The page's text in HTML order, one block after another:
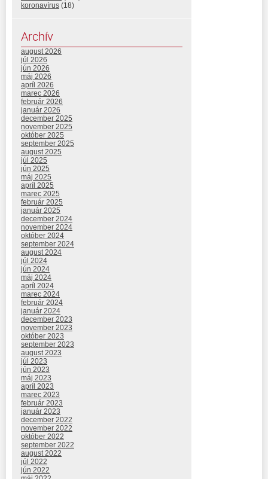
koronavírus (18)
Archív
august 2026
júl 2026
jún 2026
máj 2026
apríl 2026
marec 2026
február 2026
január 2026
december 2025
november 2025
október 2025
september 2025
august 2025
júl 2025
jún 2025
máj 2025
apríl 2025
marec 2025
február 2025
január 2025
december 2024
november 2024
október 2024
september 2024
august 2024
júl 2024
jún 2024
máj 2024
apríl 2024
marec 2024
február 2024
január 2024
december 2023
november 2023
október 2023
september 2023
august 2023
júl 2023
jún 2023
máj 2023
apríl 2023
marec 2023
február 2023
január 2023
december 2022
november 2022
október 2022
september 2022
august 2022
júl 2022
jún 2022